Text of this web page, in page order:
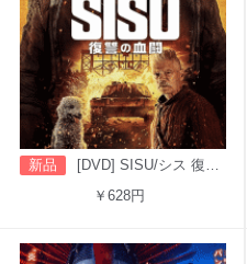
新品
[DVD] SISU/シス 復讐の血闘（字幕版）
￥628円